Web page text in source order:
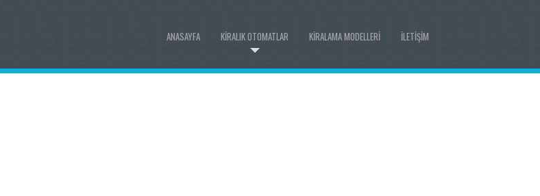
İLETIŞIM
KIRALAMA MODELLERI
KIRALIK OTOMATLAR
ANASAYFA